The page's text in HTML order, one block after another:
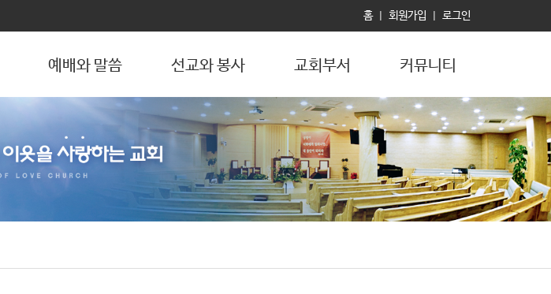
홈 회원가입 로그인
예배와 말씀 선교와 봉사 교회부서 커뮤니티